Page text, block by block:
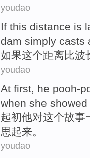
youdao
If this distance is
dam simply casts
如果这个距离比波
youdao
At first he pooh-
when she showed
起初他对这个故事
思起来。
youdao